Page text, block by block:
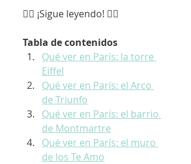
👇🏼 ¡Sigue leyendo! 👇🏼
Tabla de contenidos
Qué ver en París: la torre
Eiffel
Qué ver en París: el Arco
de Triunfo
Qué ver en París: el barrio
de Montmartre
Qué ver en París: el muro
de los Te Amo